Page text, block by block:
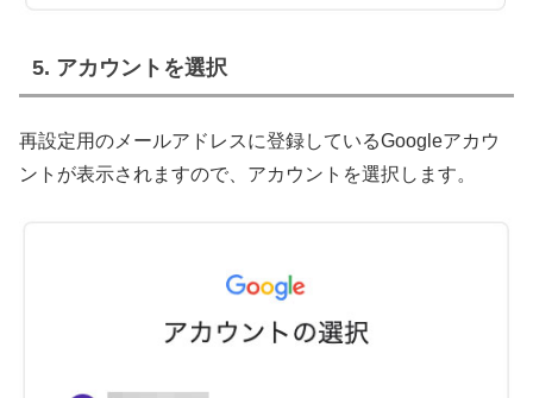
5. アカウントを選択
再設定用のメールアドレスに登録しているGoogleアカウ
ントが表示されますので、アカウントを選択します。